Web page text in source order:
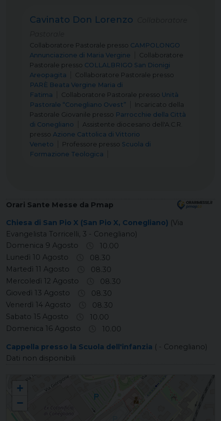
Cavinato Don Lorenzo
Collaboratore Pastorale presso CAMPOLONGO
Annunciazione di Maria Vergine
Collaboratore
Pastorale presso COLLALBRIGO San Dionigi
Areopagita
Collaboratore Pastorale presso
PARÈ Beata Vergine Maria di
Fatima
Collaboratore Pastorale presso Unità
Pastorale “Conegliano Ovest”
Incaricato della
Pastorale Giovanile presso Parrocchie della Città
di Conegliano
Assistente diocesano dell'A.C.R.
presso Azione Cattolica di Vittorio
Veneto
Professore presso Scuola di
Formazione Teologica
Orari Sante Messe da Pmap
Chiesa di San Pio X (San Pio X, Conegliano) (Via
Evangelista Torricelli, 3 - Conegliano)
Domenica 9 Agosto
10.00
Lunedì 10 Agosto
08.30
Martedì 11 Agosto
08.30
Mercoledì 12 Agosto
08.30
Giovedì 13 Agosto
08.30
Venerdì 14 Agosto
08.30
Sabato 15 Agosto
10.00
Domenica 16 Agosto
10.00
Cappella presso la Scuola dell'infanzia ( - Conegliano)
Dati non disponibili
SAN PIO X San Pio X
+
−